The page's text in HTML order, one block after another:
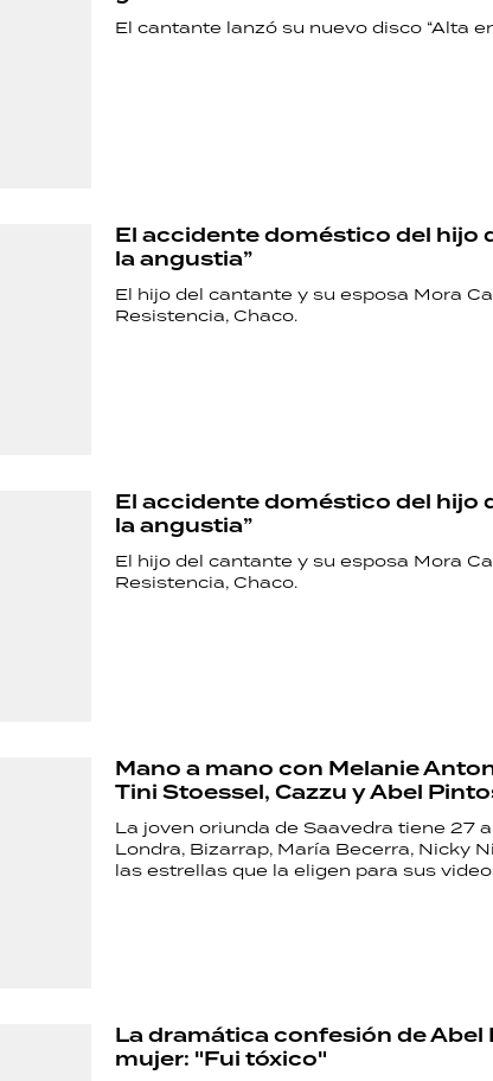
El cantante lanzó su nuevo disco “Alta
El accidente doméstico del hijo
la angustia”
El hijo del cantante y su esposa Mora
Resistencia, Chaco.
El accidente doméstico del hijo
la angustia”
El hijo del cantante y su esposa Mora
Resistencia, Chaco.
Mano a mano con Melanie
Tini Stoessel, Cazzu y Abel
La joven oriunda de Saavedra tiene 27
Londra, Bizarrap, María Becerra, Nicky
las estrellas que la eligen para sus
La dramática confesión de
mujer: "Fui tóxico"